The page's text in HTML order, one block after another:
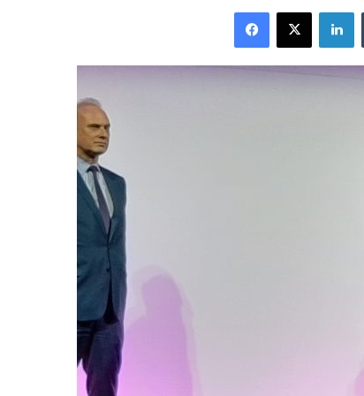
Facebook
X